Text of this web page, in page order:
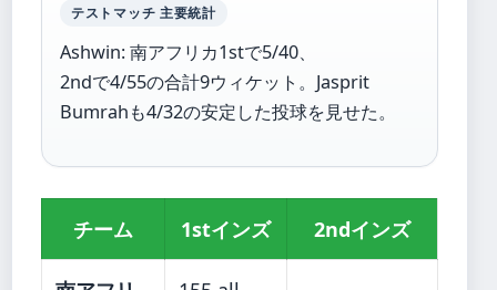
テストマッチ 主要統計
Ashwin: 南アフリカ1stで5/40、
2ndで4/55の合計9ウィケット。Jasprit
Bumrahも4/32の安定した投球を見せた。
チーム 1stインズ 2ndインズ